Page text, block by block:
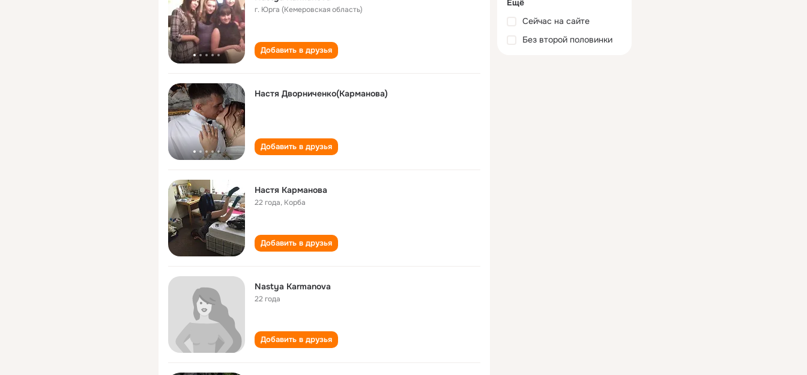
г. Юрга (Кемеровская область)
Добавить в друзья
Настя Дворниченко(Карманова)
Добавить в друзья
Настя Карманова
22 года, Корба
Добавить в друзья
Nastya Karmanova
22 года
Добавить в друзья
Ещё
Сейчас на сайте
Без второй половинки